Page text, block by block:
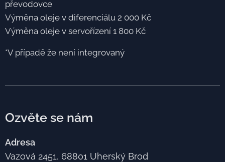
převodovce
Výměna oleje v diferenciálu 2 000 Kč
Výměna oleje v servořízení 1 800 Kč
*V případě že není integrovaný
Ozvěte se nám
Adresa
Vazová 2451, 68801 Uherský Brod